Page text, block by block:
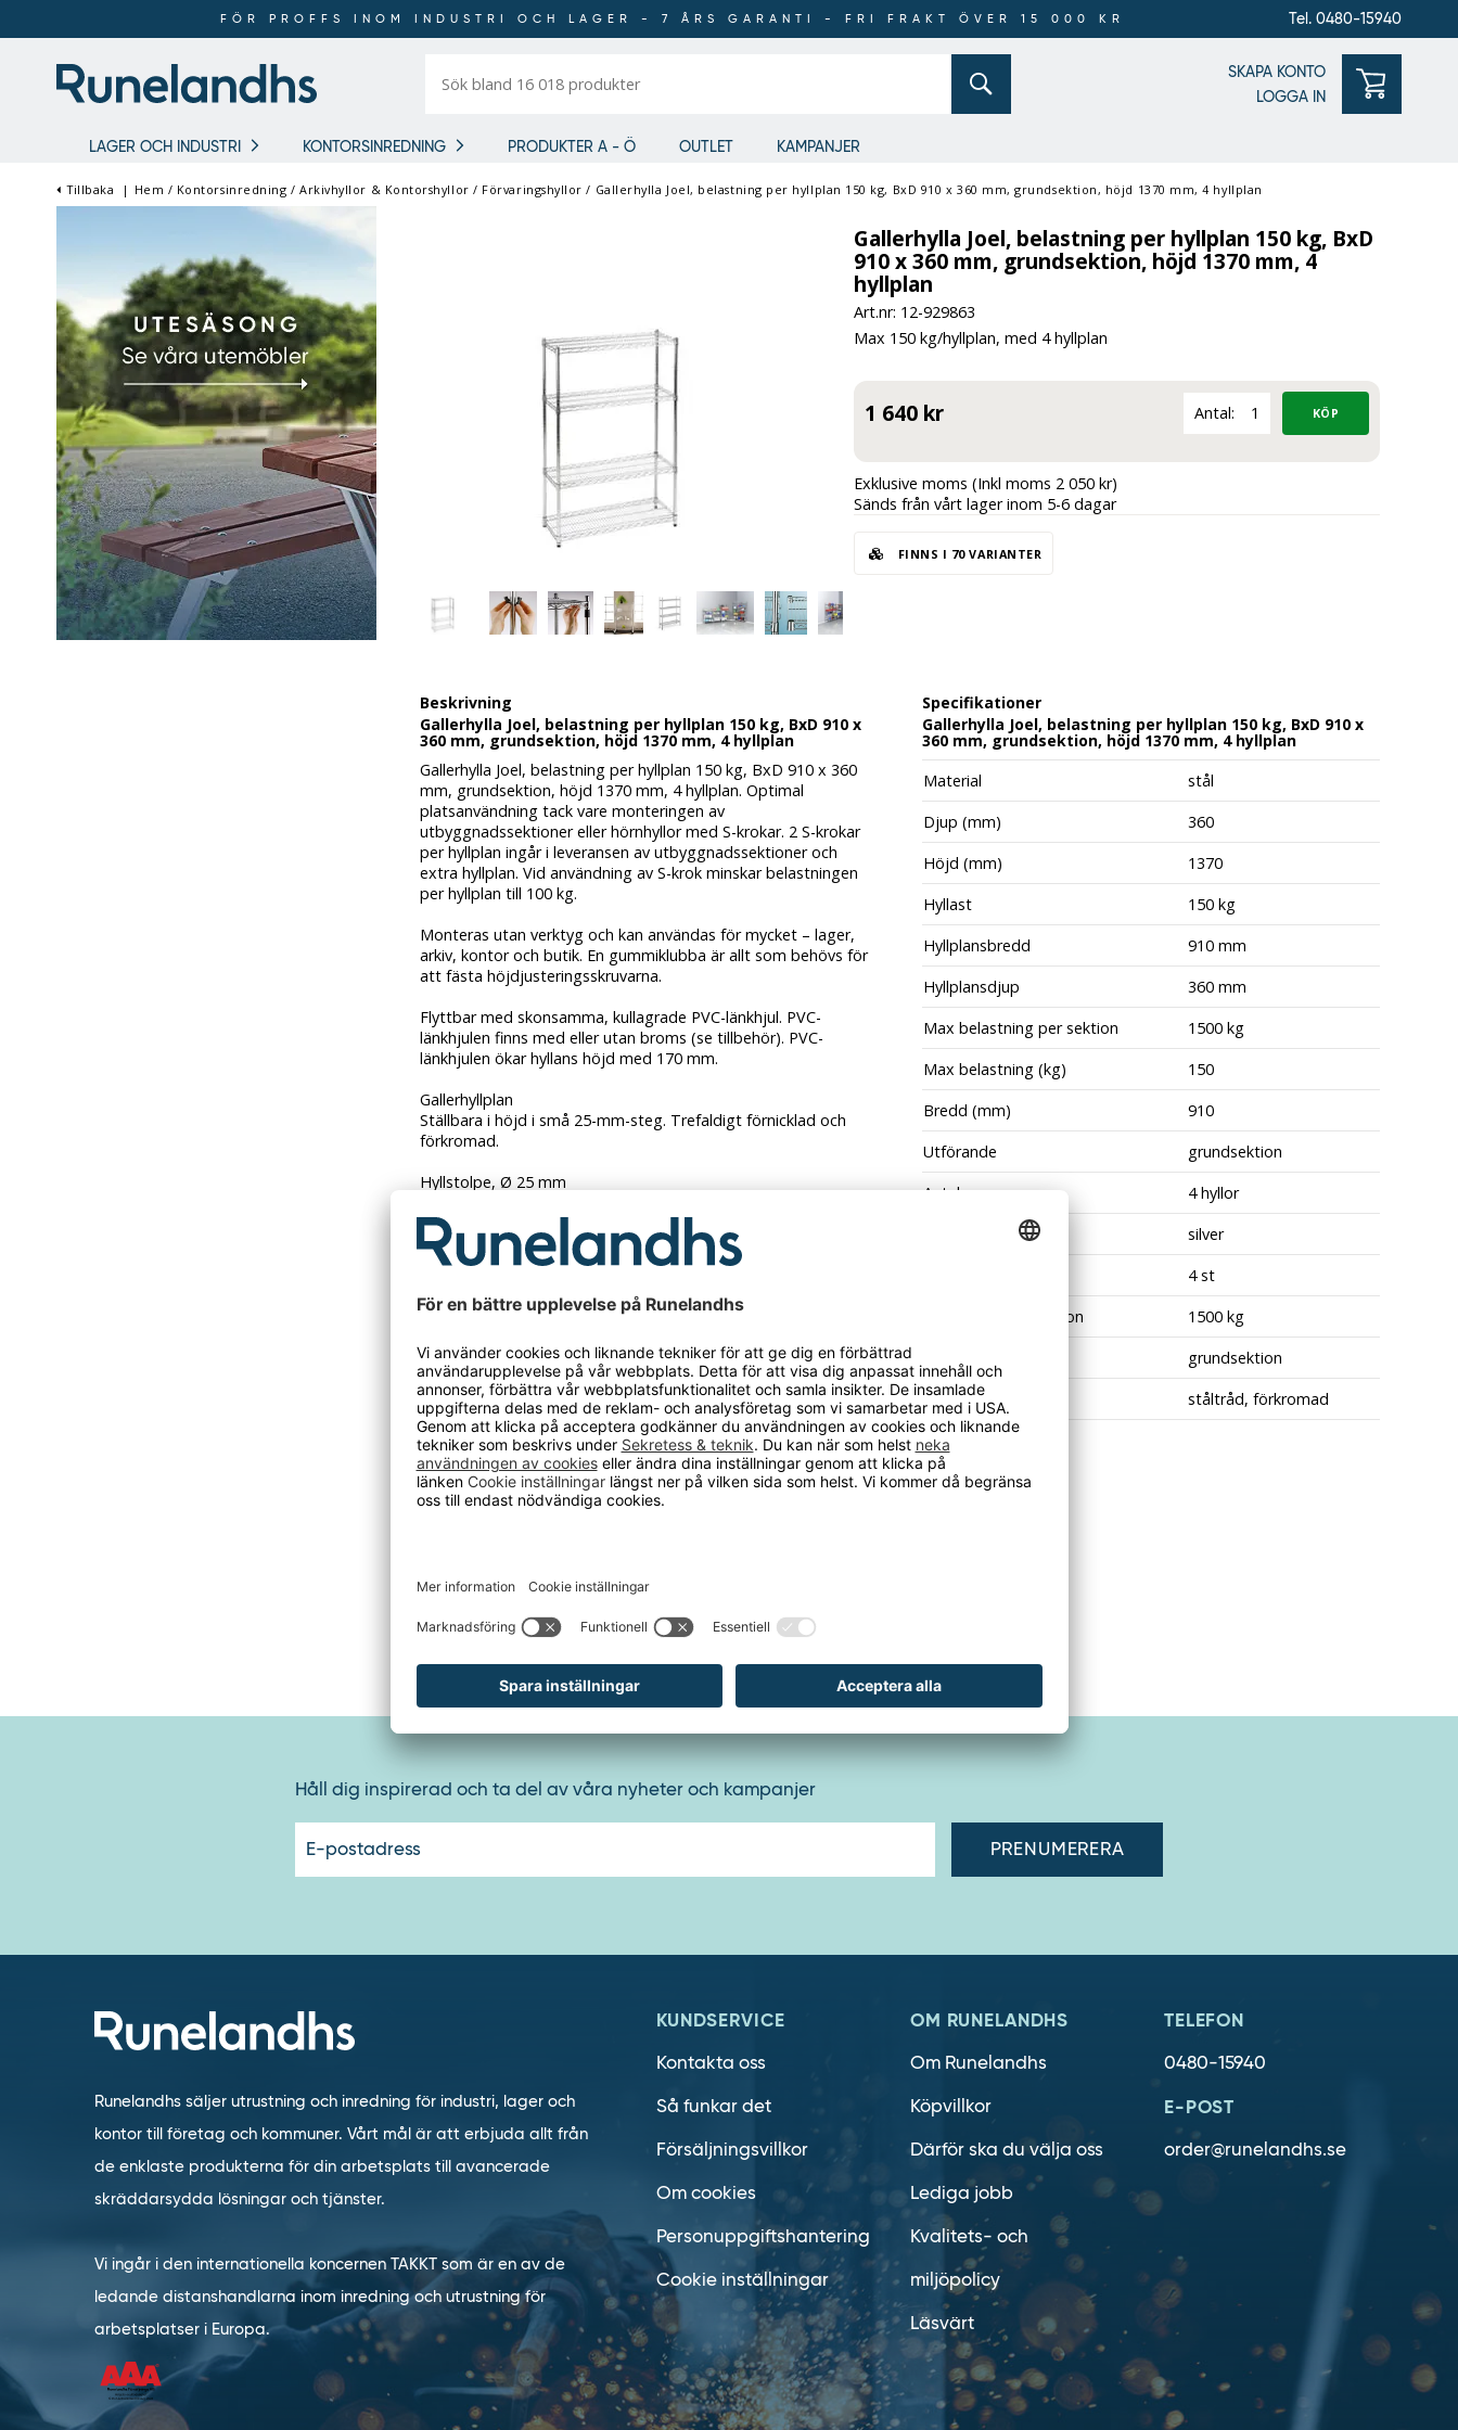
FÖR PROFFS INOM INDUSTRI OCH LAGER - 7 ÅRS GARANTI - FRI FRAKT ÖVER 15 000 KR Tel. 0480-15940
bland
SKAPA KONTO
LOGGA IN
LAGER OCH INDUSTRI KONTORSINREDNING PRODUKTER A - Ö OUTLET KAMPANJER
FÖR PROFFS INOM
INDUSTRI OCH LAGER
Tillbaka | Hem / Kontorsinredning /Arkivhyllor & Kontorshyllor / Förvaringshyllor / Gallerhylla Joel, belastning per hyllplan 150 kg, BxD 910 x 360 mm, grundsektion, höjd 1370 mm, 4 hyllplan
Gallerhylla Joel, belastning per hyllplan 150 kg, BxD
910 x 360 mm, grundsektion, höjd 1370 mm, 4
hyllplan
Art.nr: 12-929863
Max 150 kg/hyllplan, med 4 hyllplan
1 640 kr Antal:
Exklusive moms (Inkl moms 2 050 kr)
Sänds från vårt lager inom 5-6 dagar
FINNS I 70 VARIANTER
Beskrivning
Gallerhylla Joel, belastning per hyllplan 150 kg, BxD 910 x
360 mm, grundsektion, höjd 1370 mm, 4 hyllplan
Gallerhylla Joel, belastning per hyllplan 150 kg, BxD 910 x 360
mm, grundsektion, höjd 1370 mm, 4 hyllplan. Optimal
platsanvändning tack vare monteringen av
utbyggnadssektioner eller hörnhyllormed S-krokar. 2 S-krokar
per hyllplan ingår i leveransen av utbyggnadssektioner och
extra hyllplan. Vid användning av S-krok minskar belastningen
per hyllplan till 100 kg.
Monteras utan verktyg och kan användas för mycket – lager,
arkiv, kontor och butik. En gummiklubba är allt som behövs för
att fästa höjdjusteringsskruvarna.
Flyttbar med skonsamma, kullagrade PVC-länkhjul. PVC-
länkhjulen finns med eller utan broms (se tillbehör). PVC-
länkhjulen ökar hyllans höjd med 170 mm.
Gallerhyllplan
Ställbara i höjd i små 25-mm-steg. Trefaldigt förnicklad och
förkromad.
Hyllstolpe, Ø 25 mm
förnicklad och förkromad.
Inkl. golvskydd och höjdjusteringsskruvarsom kompenserar
(tillbehör Klämmor till hyllstolpe). Det ger ett hyllavståndpå 15
mm.
Gallerhyllplan av 4,7 mm tjock ståltråd.
- Material: ståltråd, förkromad
- Belastning per sektion: 1500 kg
- Färg: silver
- Totaldjup: 360 mm
- Total bredd: 910 mm
- Hylltyp: grundsektion
- Hyllhöjd: 1370 mm
- Antal hyllplan: 4 st
Specifikationer
Gallerhylla Joel, belastning per hyllplan 150 kg, BxD 910 x
360 mm, grundsektion, höjd 1370 mm, 4 hyllplan
Material
stål
Djup (mm)
360
Höjd (mm)
1370
Hyllast
150 kg
Hyllplansbredd
910 mm
Hyllplansdjup
360 mm
Max belastning per sektion
1500 kg
Max belastning (kg)
150
Bredd (mm)
910
Utförande
grundsektion
Antal
4 hyllor
silver
4 st
Belastning per sektion
1500 kg
grundsektion
Material
ståltråd, förkromad
Håll dig inspirerad och ta del av våra nyheter och kampanjer
postadress"
Runelandhs säljer utrustning och inredning för industri, lager och
kontor till företag och kommuner. Vårt mål är att erbjuda allt från
de enklaste produkterna för din arbetsplats till avancerade
skräddarsydda lösningar och tjänster.
Vi ingår i den internationella koncernen TAKKT som är en av de
ledande distanshandlarna inom inredning och utrustning för
arbetsplatser i Europa.
KUNDSERVICE
Kontakta oss
Så funkar det
Försäljningsvillkor
Om cookies
Personuppgiftshantering
Cookie inställningar
OM RUNELANDHS
Om Runelandhs
Köpvillkor
Därför ska du välja oss
Lediga jobb
Kvalitets- och
miljöpolicy
Läsvärt
TELEFON
0480-15940
E-POST
order@runelandhs.se